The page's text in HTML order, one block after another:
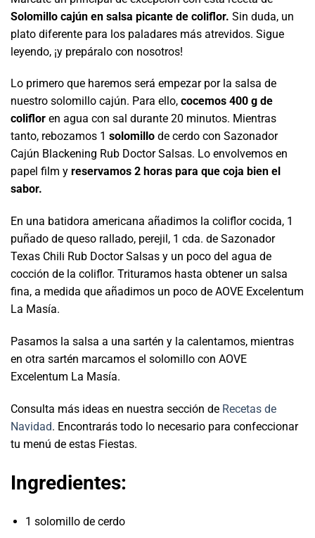
Solomillo cajún en salsa picante de coliflor. Sin duda, un
plato diferente para los paladares más atrevidos. Sigue
leyendo, ¡y prepáralo con nosotros!
Lo primero que haremos será empezar por la salsa de
nuestro solomillo cajún. Para ello, cocemos 400 g de
coliflor en agua con sal durante 20 minutos. Mientras
tanto, rebozamos 1 solomillo de cerdo con Sazonador
Cajún Blackening Rub Doctor Salsas. Lo envolvemos en
papel film y reservamos 2 horas para que coja bien el
sabor.
En una batidora americana añadimos la coliflor cocida, 1
puñado de queso rallado, perejil, 1 cda. de Sazonador
Texas Chili Rub Doctor Salsas y un poco del agua de
cocción de la coliflor. Trituramos hasta obtener un salsa
fina, a medida que añadimos un poco de AOVE Excelentum
La Masía.
Pasamos la salsa a una sartén y la calentamos, mientras
en otra sartén marcamos el solomillo con AOVE
Excelentum La Masía.
Consulta más ideas en nuestra sección de Recetas de
Navidad. Encontrarás todo lo necesario para confeccionar
tu menú de estas Fiestas.
Ingredientes:
1 solomillo de cerdo